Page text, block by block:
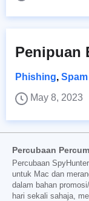
Penipuan
Phishing, Spam
May 8, 2023
Percubaan
Percubaan
untuk Mac dan
dalam bahan
hari sekali sahaja,